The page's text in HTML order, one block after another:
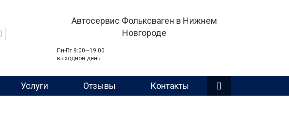
Автосервис Фольксваген в Нижнем
Новгороде
Пн-Пт 9:00—19:00
выходной день
Услуги Отзывы Контакты